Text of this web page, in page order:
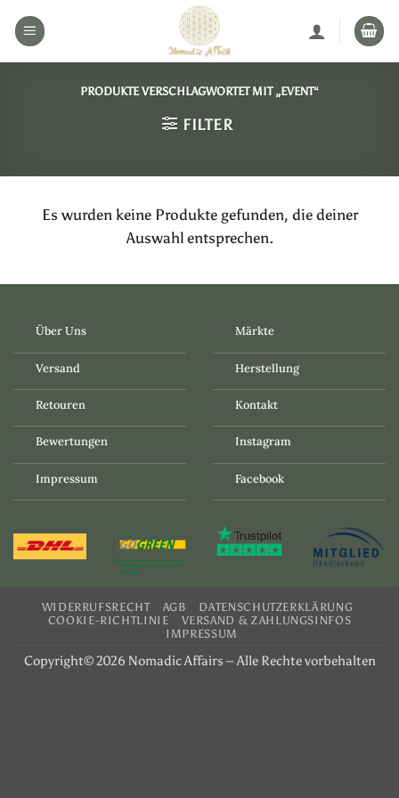
Inhalt
PRODUKTE VERSCHLAGWORTET MIT „EVENT“
FILTER
Es wurden keine Produkte gefunden, die deiner
Auswahl entsprechen.
Über Uns
Versand
Retouren
Bewertungen
Impressum
Märkte
Herstellung
Kontakt
Instagram
Facebook
WIDERRUFSRECHT AGB
DATENSCHUTZERKLÄRUNG
COOKIE-RICHTLINIE
VERSAND & ZAHLUNGSINFOS
IMPRESSUM
Copyright© 2026 Nomadic Affairs – Alle Rechte vorbehalten